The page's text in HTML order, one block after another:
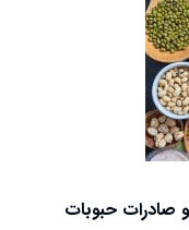
و صادرات حبوبات